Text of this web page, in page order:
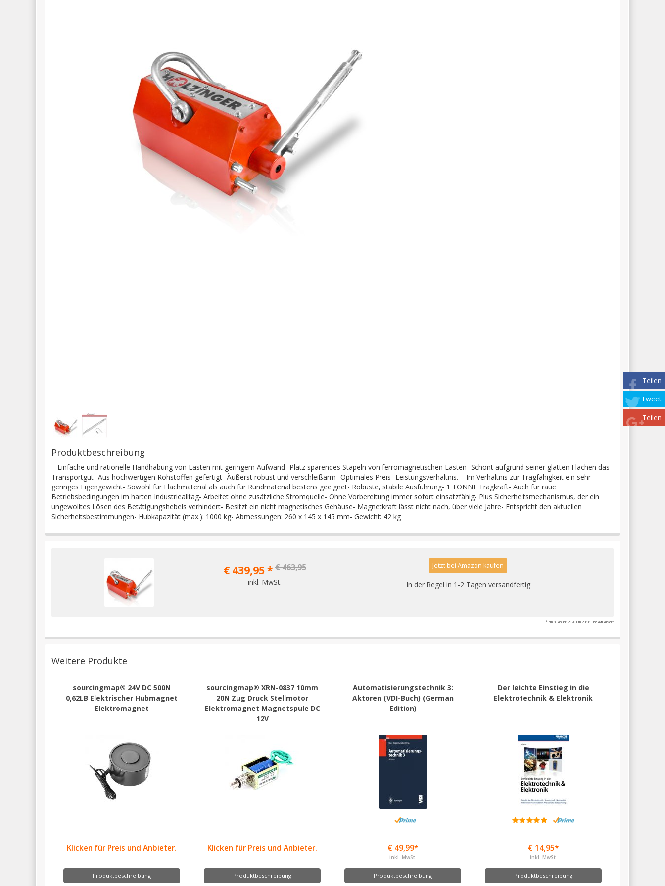
Teilen
Tweet
Teilen
Produktbeschreibung
– Einfache und rationelle Handhabung von Lasten mit geringem Aufwand- Platz sparendes Stapeln von ferromagnetischen Lasten- Schont aufgrund seiner glatten Flächen das
Transportgut- Aus hochwertigen Rohstoffen gefertigt- Äußerst robust und verschleißarm- Optimales Preis- Leistungsverhältnis. – Im Verhältnis zur Tragfähigkeit ein sehr
geringes Eigengewicht- Sowohl für Flachmaterial als auch für Rundmaterial bestens geeignet- Robuste, stabile Ausführung- 1 TONNE Tragkraft- Auch für raue
Betriebsbedingungen im harten Industriealltag- Arbeitet ohne zusätzliche Stromquelle- Ohne Vorbereitung immer sofort einsatzfähig- Plus Sicherheitsmechanismus, der ein
ungewolltes Lösen des Betätigungshebels verhindert- Besitzt ein nicht magnetisches Gehäuse- Magnetkraft lässt nicht nach, über viele Jahre- Entspricht den aktuellen
Sicherheitsbestimmungen- Hubkapazität (max.): 1000 kg- Abmessungen: 260 x 145 x 145 mm- Gewicht: 42 kg
€ 439,95 *€ 463,95
inkl. MwSt.
Jetzt bei Amazon kaufen
In der Regel in 1-2 Tagen versandfertig
* am 8. Januar 2020 um 23:01 Uhr aktualisiert
Weitere Produkte
sourcingmap® 24V DC 500N
0,62LB Elektrischer Hubmagnet
Elektromagnet
Klicken für Preis und Anbieter.
Produktbeschreibung
sourcingmap® XRN-0837 10mm
20N Zug Druck Stellmotor
Elektromagnet Magnetspule DC
12V
Klicken für Preis und Anbieter.
Produktbeschreibung
Automatisierungstechnik 3:
Aktoren (VDI-Buch) (German
Edition)
€ 49,99*
inkl. MwSt.
Produktbeschreibung
Der leichte Einstieg in die
Elektrotechnik & Elektronik
€ 14,95*
inkl. MwSt.
Produktbeschreibung